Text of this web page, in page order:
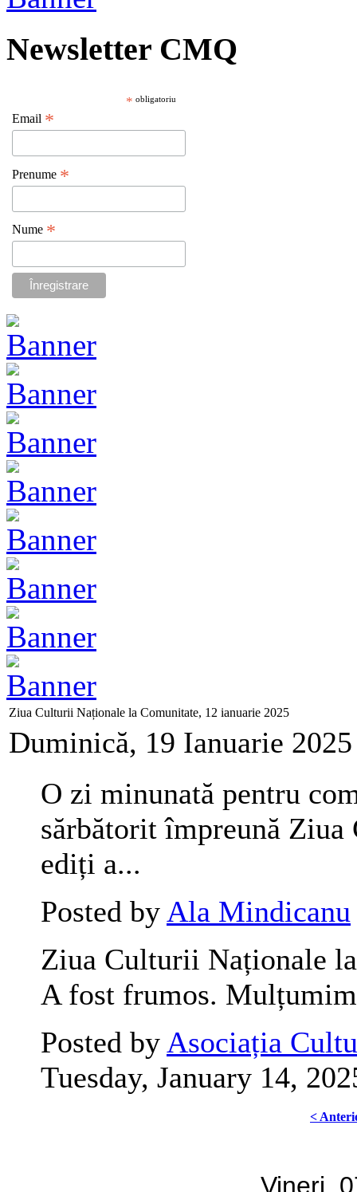
Newsletter CMQ
* obligatoriu
Email *
Prenume *
Nume *
Ziua Culturii Naționale la Comunitate, 12 ianuarie 2025
Duminică, 19 Ianuarie
O zi minunată pentru
sărbătorit împreună
ediți a...
Posted by Ala Mindicanu
Ziua Culturii Naționale
A fost frumos.
Posted by Asociația
Tuesday, January 14,
<
Vineri,